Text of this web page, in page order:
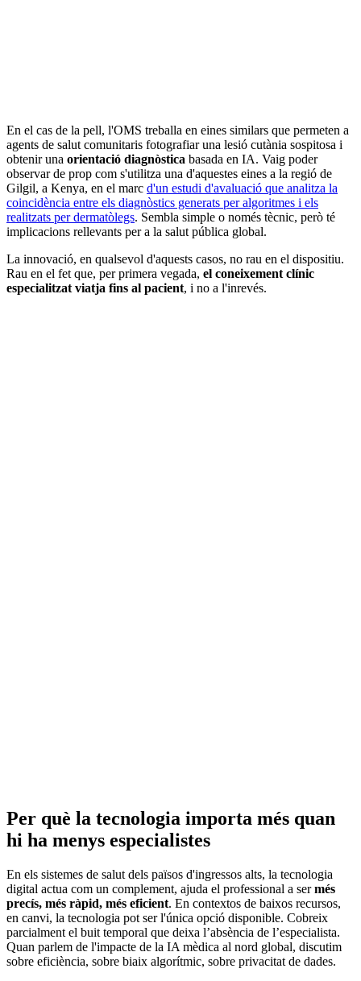
En el cas de la pell, l'OMS treballa en eines similars que permeten a
agents de salut comunitaris fotografiar una lesió cutània sospitosa i
obtenir una orientació diagnòstica basada en IA. Vaig poder
observar de prop com s'utilitza una d'aquestes eines a la regió de
Gilgil, a Kenya, en el marc d'un estudi d'avaluació que analitza la
coincidència entre els diagnòstics generats per algoritmes i els
realitzats per dermatòlegs. Sembla simple o només tècnic, però té
implicacions rellevants per a la salut pública global.
La innovació, en qualsevol d'aquests casos, no rau en el dispositiu.
Rau en el fet que, per primera vegada, el coneixement clínic
especialitzat viatja fins al pacient, i no a l'inrevés.
Per què la tecnologia importa més quan
hi ha menys especialistes
En els sistemes de salut dels països d'ingressos alts, la tecnologia
digital actua com un complement, ajuda el professional a sermés
precís, més ràpid, més eficient. En contextos de baixos recursos,
en canvi, la tecnologia pot ser l'única opció disponible. Cobreix
parcialment el buit temporal que deixa l’absència de l’especialista.
Quan parlem de l'impacte de la IA mèdica al nord global, discutim
sobre eficiència, sobre biaix algorítmic, sobre privacitat de dades.